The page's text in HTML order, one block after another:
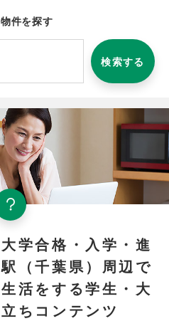
件を探す
検索する
学合格・入学・進
（千葉県）周辺で
活をする学生・大
ちコンテンツ